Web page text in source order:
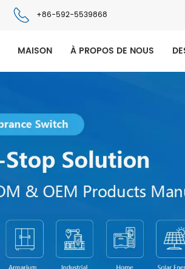
+86-592-5539868
MAISON À PROPOS DE NOUS